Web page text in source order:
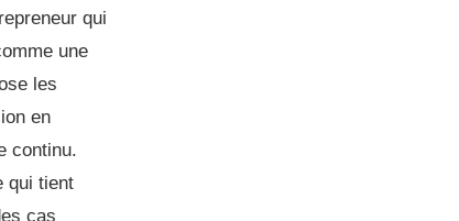
qui
une
les
en
continu.
qui tient
cas